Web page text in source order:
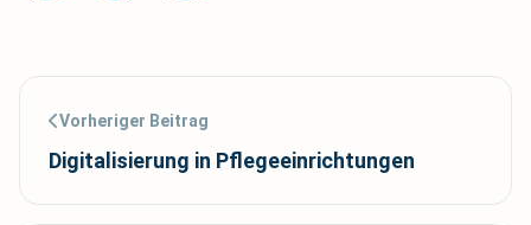
Vorheriger Beitrag
Digitalisierung in Pflegeeinrichtungen